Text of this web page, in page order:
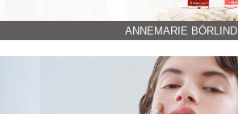
ANNEMARIE BÖRLIND